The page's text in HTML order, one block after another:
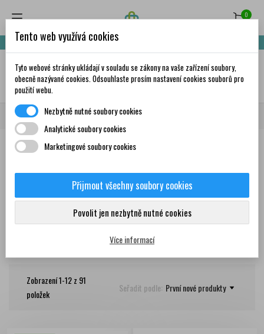
0
Nakupte za 999,- Kč a získáte dopravu zdarma!
✦AI
Domů Volně prodejné léky Kašel
Seřadit podle: První nové produkty
Zobrazení 1-12 z 91
položek
Tento web využívá cookies
Tyto webové stránky ukládají v souladu se zákony na vaše zařízení soubory,
obecně nazývané cookies. Odsouhlaste prosím nastavení cookies souborů pro
použití webu.
Nezbytně nutné soubory cookies
Analytické soubory cookies
Marketingové soubory cookies
Přijmout všechny soubory cookies
Povolit jen nezbytně nutné cookies
Více informací